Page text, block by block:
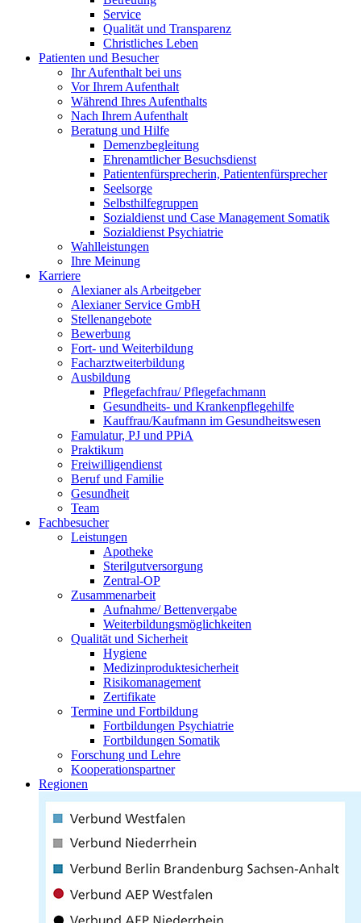
Service
Qualität und Transparenz
Christliches Leben
Patienten und Besucher
Ihr Aufenthalt bei uns
Vor Ihrem Aufenthalt
Während Ihres Aufenthalts
Nach Ihrem Aufenthalt
Beratung und Hilfe
Demenzbegleitung
Ehrenamtlicher Besuchsdienst
Patientenfürsprecherin, Patientenfürsprecher
Seelsorge
Selbsthilfegruppen
Sozialdienst und Case Management Somatik
Sozialdienst Psychiatrie
Wahlleistungen
Ihre Meinung
Karriere
Alexianer als Arbeitgeber
Alexianer Service GmbH
Stellenangebote
Bewerbung
Fort- und Weiterbildung
Facharztweiterbildung
Ausbildung
Pflegefachfrau/ Pflegefachmann
Gesundheits- und Krankenpflegehilfe
Kauffrau/Kaufmann im Gesundheitswesen
Famulatur, PJ und PPiA
Praktikum
Freiwilligendienst
Beruf und Familie
Gesundheit
Team
Fachbesucher
Leistungen
Apotheke
Sterilgutversorgung
Zentral-OP
Zusammenarbeit
Aufnahme/ Bettenvergabe
Weiterbildungsmöglichkeiten
Qualität und Sicherheit
Hygiene
Medizinproduktesicherheit
Risikomanagement
Zertifikate
Termine und Fortbildung
Fortbildungen Psychiatrie
Fortbildungen Somatik
Forschung und Lehre
Kooperationspartner
Regionen